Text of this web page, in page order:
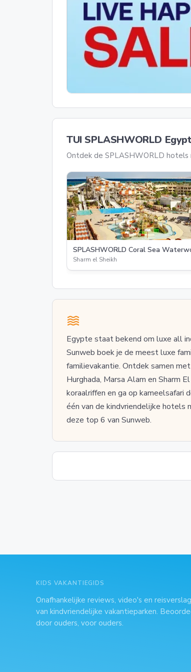
TUI SPLASHWORLD
Ontdek de SPLASHWORLD
SPLASHWORLD Coral Sea
Sharm el Sheikh
Egypte staat bekend om luxe all
Sunweb boek je de meest luxe
familievakantie. Ontdek samen
Hurghada, Marsa Alam en Sharm
koraalriffen en ga op kameelsafari
één van de kindvriendelijke hotels
deze top 6 van Sunweb.
KIDS VAKANTIEGIDS
Onafhankelijke reviews, video's en
van kindvriendelijke vakantieparken.
door ouders, voor ouders.